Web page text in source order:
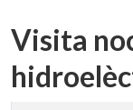
Visita